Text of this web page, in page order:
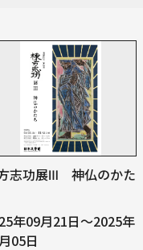
志功展Ⅲ 神仏のかた
年09月21日～2025年
05日